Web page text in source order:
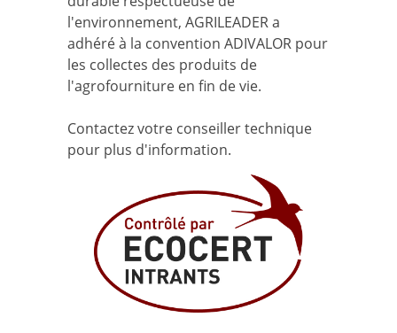
l'environnement, AGRILEADER a
adhéré à la convention ADIVALOR pour
les collectes des produits de
l'agrofourniture en fin de vie.
Contactez votre conseiller technique
pour plus d'information.